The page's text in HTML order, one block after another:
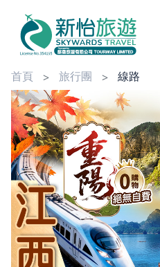
首頁 旅行團 線路